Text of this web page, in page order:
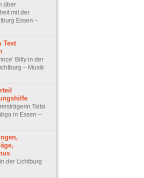
über
mit der
Essen –
Text
Billy in der
– Musik
Tsitsi
in Essen –
in der Lichtburg